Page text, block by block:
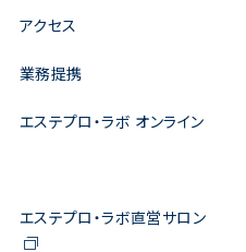
アクセス
業務提携
エステプロ・ラボ オンライン
エステプロ・ラボ直営サロン